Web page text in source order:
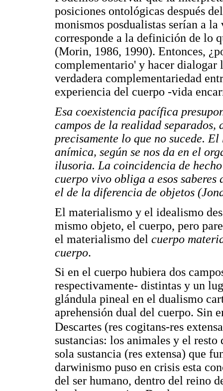
posiciones ontológicas después
monismos posdualistas serían a
corresponde a la definición de lo
(Morin, 1986, 1990). Entonces,
complementario' y hacer dialogar
verdadera complementariedad
experiencia del cuerpo -vida
Esa coexistencia pacífica
campos de la realidad
precisamente lo que no sucede.
anímica, según se nos da en el
ilusoria. La coincidencia de
cuerpo vivo obliga a esos
el de la diferencia de objetos
El materialismo y el idealismo
mismo objeto, el cuerpo, pero
el materialismo del cuerpo
cuerpo.
Si en el cuerpo hubiera dos
respectivamente- distintas y un
glándula pineal en el dualismo
aprehensión dual del cuerpo. Sin
Descartes (res cogitans-res extensa
sustancias: los animales y el
sola sustancia (res extensa) que
darwinismo puso en crisis esta
del ser humano, dentro del reino